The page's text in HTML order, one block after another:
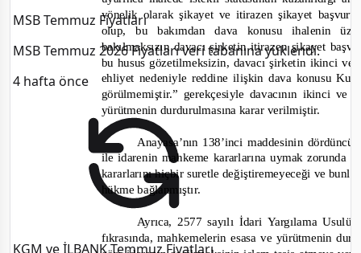
MSB Temmuz Fiyatları
MSB Temmuz 2026 Fiyatları veri tabanına yüklendi.
4 hafta önce
KGM ve İLBANK Temmuz Fiyatları
yönelik olarak şikayet ve itirazen şikayet
olup, bu bakımdan dava konusu ihalenin
bakılmaksızın davacı şirketin itirazen şikayet
bu husus gözetilmeksizin, davacı şirketin ikinci
ehliyet nedeniyle reddine ilişkin dava konusu
görülmemiştir.” gerekçesiyle davacının ikinci ve
yürütmenin durdurulmasına karar verilmiştir.
Anayasa’nın 138’inci maddesinin
ile idarenin mahkeme kararlarına uymak zorunda
kararlarını hiçbir suretle değiştiremeyeceği ve
hükme bağlanmıştır.
Ayrıca, 2577 sayılı İdari Yargılama
fıkrasında, mahkemelerin esasa ve yürütmenin